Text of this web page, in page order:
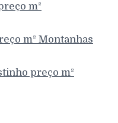
m²
m² Montanhas
preço m²